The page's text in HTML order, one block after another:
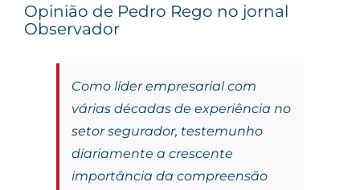
Opinião de Pedro Rego no jornal
Observador
Como líder empresarial com
várias décadas de experiência no
setor segurador, testemunho
diariamente a crescente
importância da compreensão